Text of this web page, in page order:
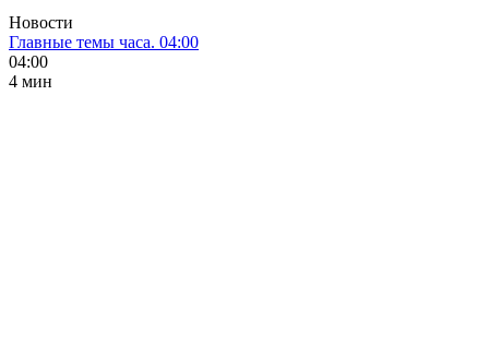
Новости
Главные темы часа. 04:00
04:00
4 мин